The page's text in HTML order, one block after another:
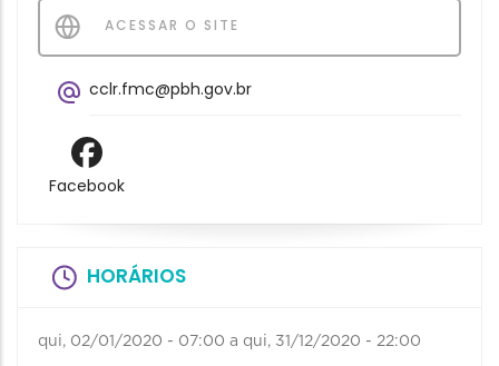
ACESSAR O SITE
cclr.fmc@pbh.gov.br
Facebook
HORÁRIOS
qui, 02/01/2020 - 07:00 a qui, 31/12/2020 - 22:00